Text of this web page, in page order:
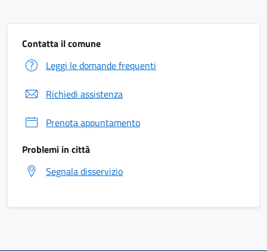
Contatta il comune
Leggi le domande frequenti
Richiedi assistenza
Prenota appuntamento
Problemi in città
Segnala disservizio